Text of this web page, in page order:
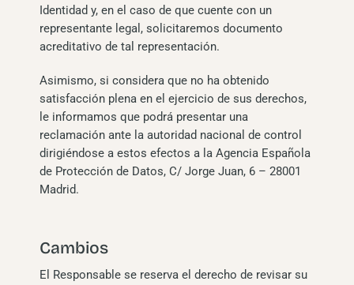
Identidad y, en el caso de que cuente con un
representante legal, solicitaremos documento
acreditativo de tal representación.
Asimismo, si considera que no ha obtenido
satisfacción plena en el ejercicio de sus derechos,
le informamos que podrá presentar una
reclamación ante la autoridad nacional de control
dirigiéndose a estos efectos a la Agencia Española
de Protección de Datos, C/ Jorge Juan, 6 – 28001
Madrid.
Cambios
El Responsable se reserva el derecho de revisar su